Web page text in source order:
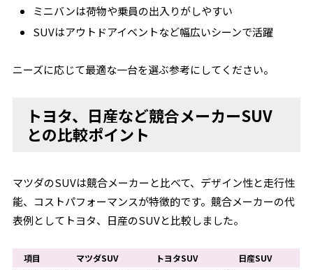
ミニバンは荷物や乗員の出入りがしやすい
SUVはアウトドアイベントなど幅広いシーンで活躍
ニーズに応じて最適な一台を選ぶ参考にしてください。
トヨタ、日産など競合メーカーSUV
との比較ポイント
マツダのSUVは競合メーカーと比べて、デザイン性と走行性
能、コストパフォーマンスが特徴的です。競合メーカーの代
表例としてトヨタ、日産のSUVと比較しました。
項目 マツダSUV トヨタSUV
日産SUV